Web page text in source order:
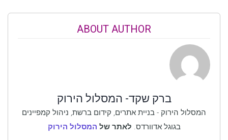
ABOUT AUTHOR
ברק שקד- המסלול הירוק
המסלול הירוק - בניית אתרים, קידום ברשת, ניהול קמפיינים
בגוגל אדוורדס. לאתר של המסלול הירוק